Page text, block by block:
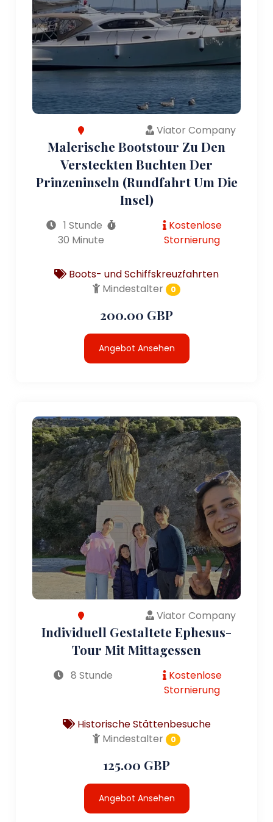
Viator Company
Malerische Bootstour Zu Den
Versteckten Buchten Der
Prinzeninseln (Rundfahrt Um Die
Insel)
1 Stunde
30 Minute
Kostenlose
Stornierung
Boots- und Schiffskreuzfahrten
Mindestalter
0
200.00 GBP
Angebot Ansehen
Viator Company
Individuell Gestaltete Ephesus-
Tour Mit Mittagessen
8 Stunde
Kostenlose
Stornierung
Historische Stättenbesuche
Mindestalter
0
125.00 GBP
Angebot Ansehen